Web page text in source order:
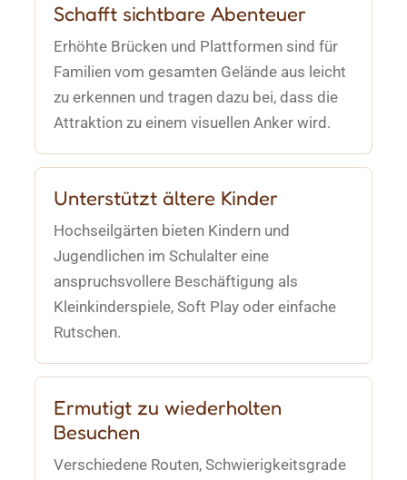
Schafft sichtbare Abenteuer
Erhöhte Brücken und Plattformen sind für
Familien vom gesamten Gelände aus leicht
zu erkennen und tragen dazu bei, dass die
Attraktion zu einem visuellen Anker wird.
Unterstützt ältere Kinder
Hochseilgärten bieten Kindern und
Jugendlichen im Schulalter eine
anspruchsvollere Beschäftigung als
Kleinkinderspiele, Soft Play oder einfache
Rutschen.
Ermutigt zu wiederholten
Besuchen
Verschiedene Routen, Schwierigkeitsgrade